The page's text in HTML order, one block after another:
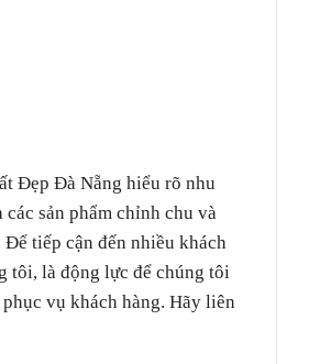
Đẹp Đà Nẵng hiểu rõ nhu
sản phẩm chỉnh chu và
tiếp cận đến nhiều khách
tôi, là động lực để chúng tôi
vụ khách hàng. Hãy liên